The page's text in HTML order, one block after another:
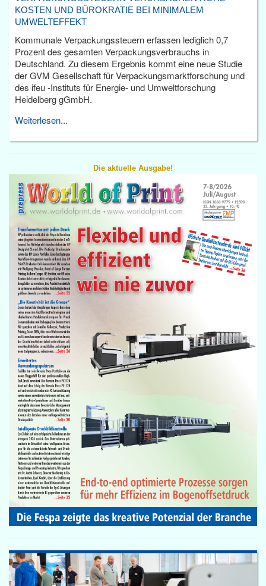
KOSTEN UND BÜROKRATIE BEI MINIMALEM
UMWELTEFFEKT
Kommunale Verpackungssteuern erfassen lediglich 0,7
Prozent des gesamten Verpackungsverbrauchs in
Deutschland. Zu diesem Ergebnis kommt eine neue Studie
der GVM Gesellschaft für Verpackungsmarktforschung und
des ifeu -Instituts für Energie- und Umweltforschung
Heidelberg gGmbH.
Weiterlesen...
Die aktuelle Ausgabe!